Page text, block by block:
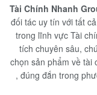
Tài Chính Nhanh
đối tác uy tín với tất
trong lĩnh vực Tài
tích chuyên sâu,
chọn sản phẩm về tài
, đúng đắn trong